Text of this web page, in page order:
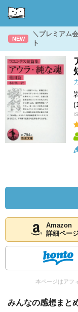
NEW
＼プレミアム
ト
Amazon
詳細ペー
本ページはアフ
みんなの感想まと